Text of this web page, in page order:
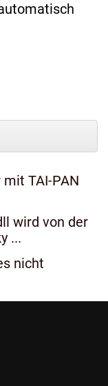
TAI-PAN
wird von der
...
nicht